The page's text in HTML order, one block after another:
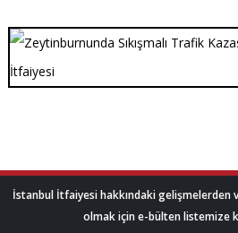
İstanbul İtfaiyesi hakkındaki gelişmelerden
olmak için e-bülten listemize